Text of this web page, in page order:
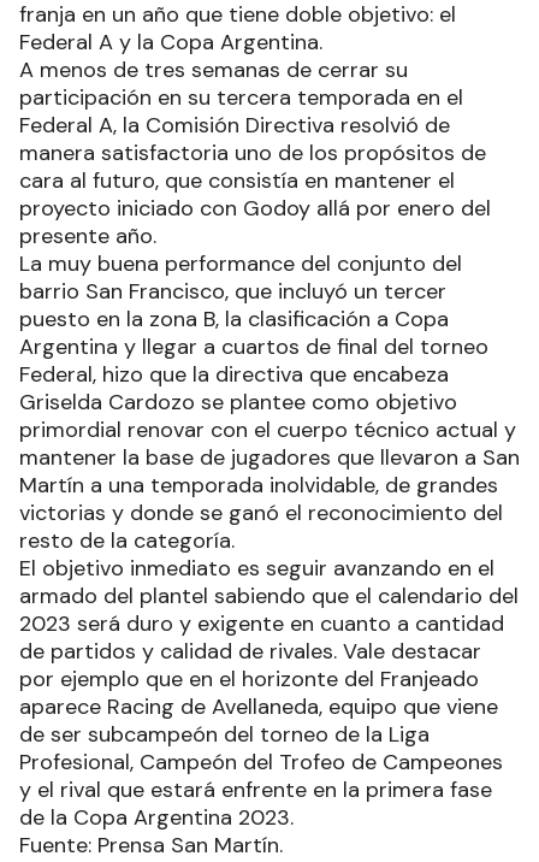
franja en un año que tiene doble objetivo: el
Federal A y la Copa Argentina.
A menos de tres semanas de cerrar su
participación en su tercera temporada en el
Federal A, la Comisión Directiva resolvió de
manera satisfactoria uno de los propósitos de
cara al futuro, que consistía en mantener el
proyecto iniciado con Godoy allá por enero del
presente año.
La muy buena performance del conjunto del
barrio San Francisco, que incluyó un tercer
puesto en la zona B, la clasificación a Copa
Argentina y llegar a cuartos de final del torneo
Federal, hizo que la directiva que encabeza
Griselda Cardozo se plantee como objetivo
primordial renovar con el cuerpo técnico actual y
mantener la base de jugadores que llevaron a San
Martín a una temporada inolvidable, de grandes
victorias y donde se ganó el reconocimiento del
resto de la categoría.
El objetivo inmediato es seguir avanzando en el
armado del plantel sabiendo que el calendario del
2023 será duro y exigente en cuanto a cantidad
de partidos y calidad de rivales. Vale destacar
por ejemplo que en el horizonte del Franjeado
aparece Racing de Avellaneda, equipo que viene
de ser subcampeón del torneo de la Liga
Profesional, Campeón del Trofeo de Campeones
y el rival que estará enfrente en la primera fase
de la Copa Argentina 2023.
Fuente: Prensa San Martín.